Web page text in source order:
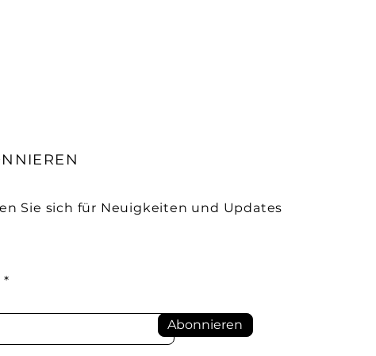
Sie sich für Neuigkeiten und Updates
Abonnieren